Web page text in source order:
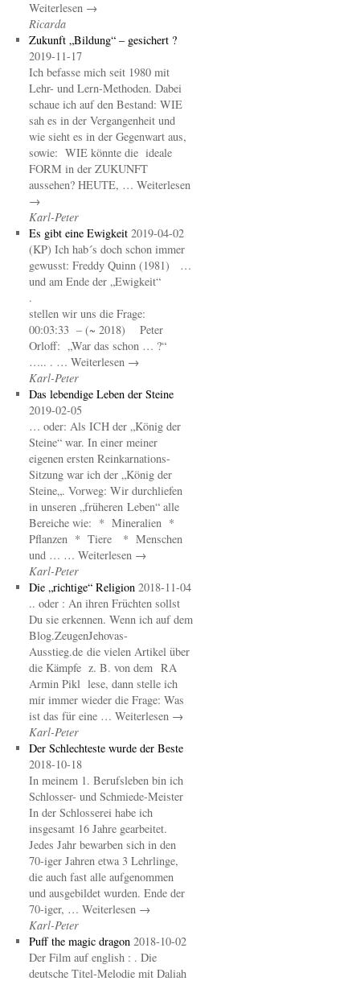
Weiterlesen →
Ricarda
Zukunft „Bildung“ – gesichert ?
2019-11-17
Ich befasse mich seit 1980 mit
Lehr- und Lern-Methoden. Dabei
schaue ich auf den Bestand: WIE
sah es in der Vergangenheit und
wie sieht es in der Gegenwart aus,
sowie: WIE könnte die ideale
FORM in der ZUKUNFT
aussehen? HEUTE, … Weiterlesen
→
Karl-Peter
Es gibt eine Ewigkeit 2019-04-02
(KP) Ich hab´s doch schon immer
gewusst: Freddy Quinn (1981) …
und am Ende der „Ewigkeit“
.
stellen wir uns die Frage:
00:03:33 – (~ 2018) Peter
Orloff: „War das schon … ?“
….. . … Weiterlesen →
Karl-Peter
Das lebendige Leben der Steine
2019-02-05
… oder: Als ICH der „König der
Steine“ war. In einer meiner
eigenen ersten Reinkarnations-
Sitzung war ich der „König der
Steine„. Vorweg: Wir durchliefen
in unseren „früheren Leben“ alle
Bereiche wie: * Mineralien *
Pflanzen * Tiere * Menschen
und … … Weiterlesen →
Karl-Peter
Die „richtige“ Religion 2018-11-04
.. oder : An ihren Früchten sollst
Du sie erkennen. Wenn ich auf dem
Blog.ZeugenJehovas-
Ausstieg.de die vielen Artikel über
die Kämpfe z. B. von dem RA
Armin Pikl lese, dann stelle ich
mir immer wieder die Frage: Was
ist das für eine … Weiterlesen →
Karl-Peter
Der Schlechteste wurde der Beste
2018-10-18
In meinem 1. Berufsleben bin ich
Schlosser- und Schmiede-Meister
In der Schlosserei habe ich
insgesamt 16 Jahre gearbeitet.
Jedes Jahr bewarben sich in den
70-iger Jahren etwa 3 Lehrlinge,
die auch fast alle aufgenommen
und ausgebildet wurden. Ende der
70-iger, … Weiterlesen →
Karl-Peter
Puff the magic dragon 2018-10-02
Der Film auf english : . Die
deutsche Titel-Melodie mit Daliah